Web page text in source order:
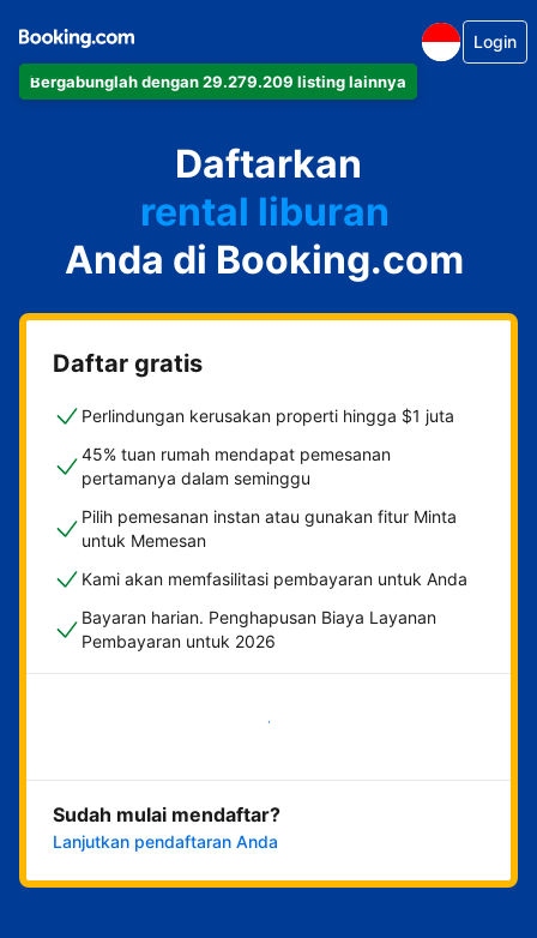
Bergabunglah dengan 29.279.209 listing lainnya
Login
Daftarkan
apartemen
hotel
rental liburan
guest house
bed & breakfast
Anda di Booking.com
Daftar gratis
Perlindungan kerusakan properti hingga $1 juta
45% tuan rumah mendapat pemesanan
pertamanya dalam seminggu
Pilih pemesanan instan atau gunakan fitur Minta
untuk Memesan
Kami akan memfasilitasi pembayaran untuk Anda
Bayaran harian. Penghapusan Biaya Layanan
Pembayaran untuk 2026
Mulai sekarang
Sudah mulai mendaftar?
Lanjutkan pendaftaran Anda